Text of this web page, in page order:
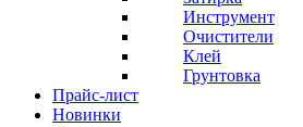
Инструмент
Очистители
Клей
Грунтовка
Прайс-лист
Новинки